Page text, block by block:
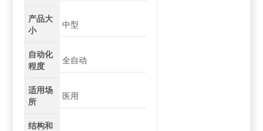
产品大
小
中型
自动化
程度
全自动
适用场
所
医用
结构和